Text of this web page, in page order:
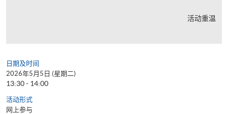
活动重温
日期及时间
2026年5月5日 (星期二)
13:30 - 14:00
活动形式
网上参与